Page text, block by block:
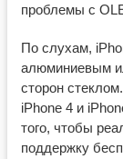
проблемы с
По слухам,
алюминиевым
сторон
iPhone 4 и
того, чтобы
поддержку